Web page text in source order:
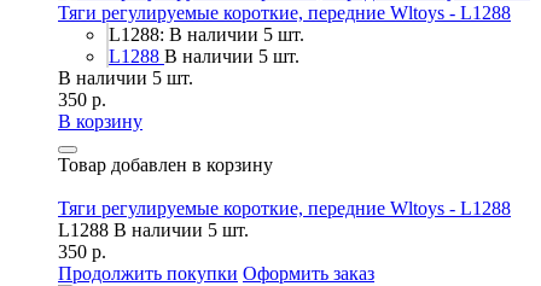
Тяги регулируемые короткие, передние Wltoys - L1288
L1288: В наличии 5 шт.
L1288 В наличии 5 шт.
В наличии 5 шт.
350 р.
В корзину
Товар добавлен в корзину
Тяги регулируемые короткие, передние Wltoys - L1288
L1288 В наличии 5 шт.
350 р.
Продолжить покупки Оформить заказ